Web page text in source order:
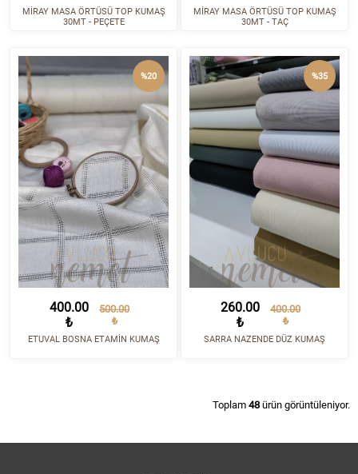
MİRAY MASA ÖRTÜSÜ TOP KUMAŞ
30MT - PEÇETE
MİRAY MASA ÖRTÜSÜ TOP KUMAŞ
30MT - TAÇ
400.00
₺
500.00
₺
ETUVAL BOSNA ETAMİN KUMAŞ
%20
260.00
₺
400.00
₺
SARRA NAZENDE DÜZ KUMAŞ
%35
Toplam 48 ürün görüntüleniyor.